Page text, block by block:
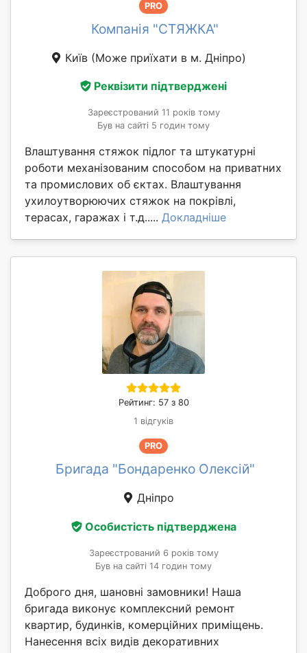
PRO
Компанія "СТЯЖКА"
Київ (Може приїхати в м. Дніпро)
Реквізити підтверджені
Зареєстрований 11 років тому
Був на сайті 5 годин тому
Влаштування стяжок підлог та штукатурні
роботи механізованим способом на приватних
та промислових об єктах. Влаштування
ухилоутворюючих стяжок на покрівлі,
терасах, гаражах і т.д..... Докладніше
Рейтинг: 57 з 80
1 відгуків
PRO
Бригада "Бондаренко Олексій"
Дніпро
Особистість підтверджена
Зареєстрований 6 років тому
Був на сайті 14 годин тому
Доброго дня, шановні замовники! Наша
бригада виконує комплексний ремонт
квартир, будинків, комерційних приміщень.
Нанесення всіх видів декоративних